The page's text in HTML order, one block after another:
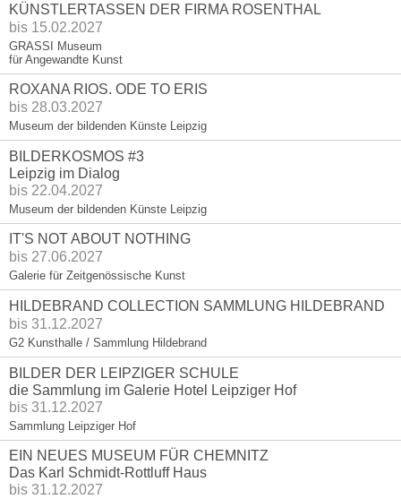
KÜNSTLERTASSEN DER FIRMA ROSENTHAL
bis 15.02.2027
GRASSI Museum
für Angewandte Kunst
ROXANA RIOS. ODE TO ERIS
bis 28.03.2027
Museum der bildenden Künste Leipzig
BILDERKOSMOS #3
Leipzig im Dialog
bis 22.04.2027
Museum der bildenden Künste Leipzig
IT'S NOT ABOUT NOTHING
bis 27.06.2027
Galerie für Zeitgenössische Kunst
HILDEBRAND COLLECTION SAMMLUNG HILDEBRAND
bis 31.12.2027
G2 Kunsthalle / Sammlung Hildebrand
BILDER DER LEIPZIGER SCHULE
die Sammlung im Galerie Hotel Leipziger Hof
bis 31.12.2027
Sammlung Leipziger Hof
EIN NEUES MUSEUM FÜR CHEMNITZ
Das Karl Schmidt-Rottluff Haus
bis 31.12.2027